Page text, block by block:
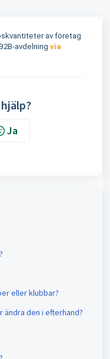
av företag
avdelning via
Ja
eller klubbar?
ändra den i efterhand?